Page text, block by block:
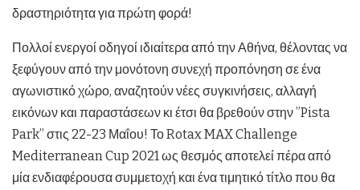
δραστηριότητα για πρώτη φορά!
Πολλοί ενεργοί οδηγοί ιδιαίτερα από την Αθήνα, θέλοντας να
ξεφύγουν από την μονότονη συνεχή προπόνηση σε ένα
αγωνιστικό χώρο, αναζητούν νέες συγκινήσεις, αλλαγή
εικόνων και παραστάσεων κι έτσι θα βρεθούν στην ”Pista
Park” στις 22-23 Μαΐου! Το Rotax MAX Challenge
Mediterranean Cup 2021 ως θεσμός αποτελεί πέρα από
μία ενδιαφέρουσα συμμετοχή και ένα τιμητικό τίτλο που θα